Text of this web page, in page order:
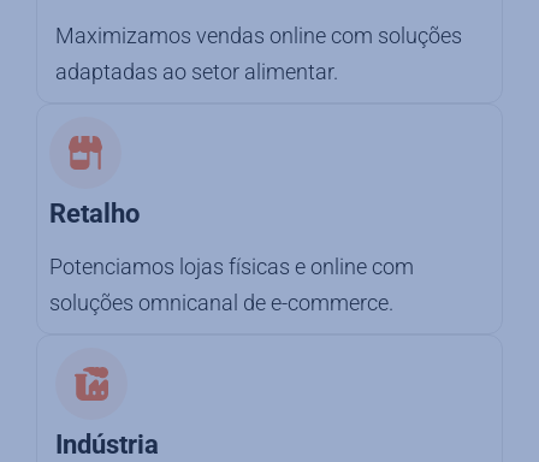
Maximizamos vendas online com soluções
adaptadas ao setor alimentar.
Retalho
Potenciamos lojas físicas e online com
soluções omnicanal de e-commerce.
Indústria